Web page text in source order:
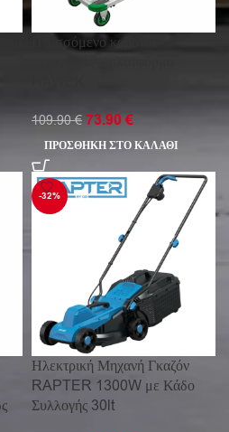
Πτυσσόμενο καρότσι
109.90€ 73.90€
ΠΡΟΣΘΉΚΗ ΣΤΟ ΚΑΛΆΘΙ
-32%
Ηλεκτρική Μηχανή Γκαζόν
RAPTER 1300W με Κάδο
Συλλογής 30lt